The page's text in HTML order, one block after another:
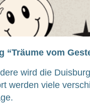
“Träume vom
wird die
wer­den vie­le